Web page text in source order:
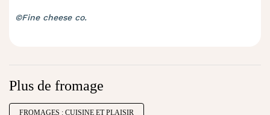
©Fine cheese co.
Plus de fromage
FROMAGES : CUISINE ET PLAISIR